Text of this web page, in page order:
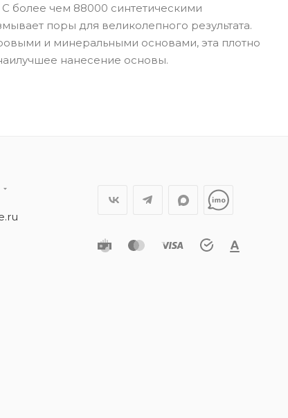
более чем 88000 синтетическими
поры для великолепного результата.
и минеральными основами, эта плотно
нанесение основы.